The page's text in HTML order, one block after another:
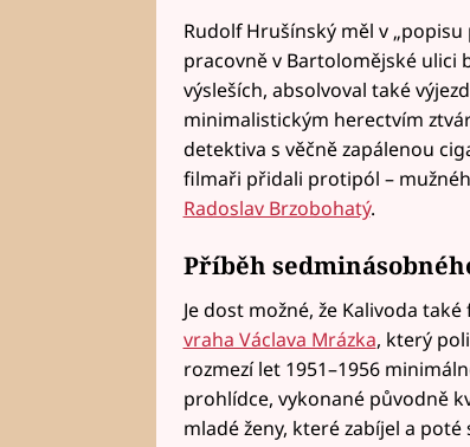
Rudolf Hrušínský měl v „popisu
pracovně v Bartolomějské
výsleších, absolvoval také
minimalistickým herectvím
detektiva s věčně zapálenou
filmaři přidali protipól –
Radoslav Brzobohatý.
Příběh
Je dost možné, že Kalivoda
vraha Václava Mrázka, který
rozmezí let 1951–1956
prohlídce, vykonané původně
mladé ženy, které zabíjel a